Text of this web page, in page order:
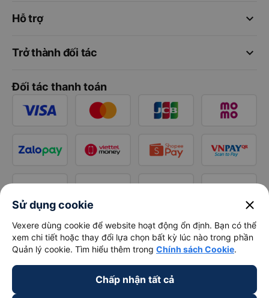
keyboard_arrow_down
Hỗ trợ
keyboard_arrow_down
Trở thành đối tác
Đối tác thanh toán
Sử dụng cookie close
Vexere dùng cookie để website hoạt động ổn định. Bạn có thể
xem chi tiết hoặc thay đổi lựa chọn bất kỳ lúc nào trong phần
Quản lý cookie. Tìm hiểu thêm trong Chính sách Cookie.
Chấp nhận tất cả